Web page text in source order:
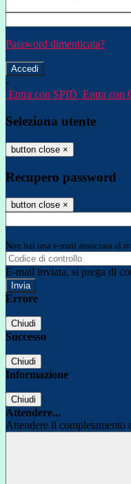
Password dimenticata?
-
Entra con SPID Entra con
Seleziona utente
button close ×
Recupero password
button close ×
Non hai una e-mail associata al
E-mail inviata, si prega di
Errore
Chiudi
Successo
Chiudi
Informazione
Chiudi
Attendere...
Attendere il completamento